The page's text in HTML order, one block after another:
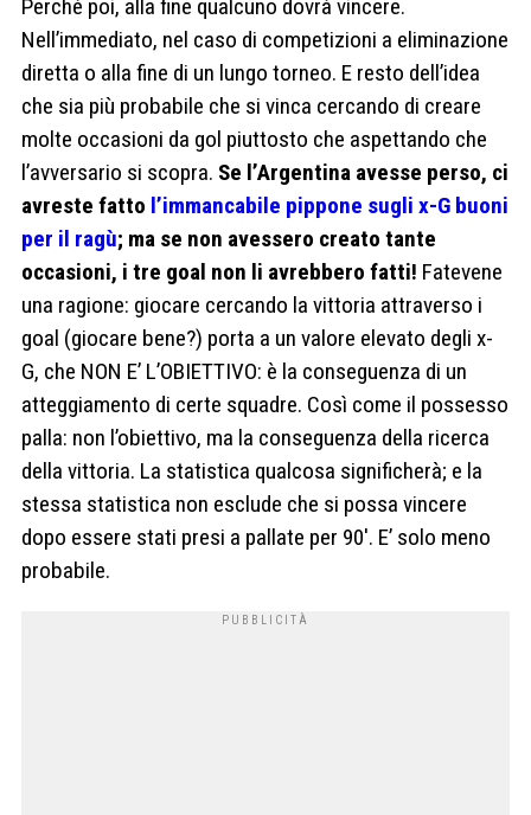
Perché poi, alla fine qualcuno dovrà vincere.
Nell’immediato, nel caso di competizioni a eliminazione
diretta o alla fine di un lungo torneo. E resto dell’idea
che sia più probabile che si vinca cercando di creare
molte occasioni da gol piuttosto che aspettando che
l’avversario si scopra. Se l’Argentina avesse perso, ci
avreste fatto l’immancabile pippone sugli x-G buoni
per il ragù; ma se non avessero creato tante
occasioni, i tre goal non li avrebbero fatti! Fatevene
una ragione: giocare cercando la vittoria attraverso i
goal (giocare bene?) porta a un valore elevato degli x-
G, che NON E’ L’OBIETTIVO: è la conseguenza di un
atteggiamento di certe squadre. Così come il possesso
palla: non l’obiettivo, ma la conseguenza della ricerca
della vittoria. La statistica qualcosa significherà; e la
stessa statistica non esclude che si possa vincere
dopo essere stati presi a pallate per 90′. E’ solo meno
probabile.